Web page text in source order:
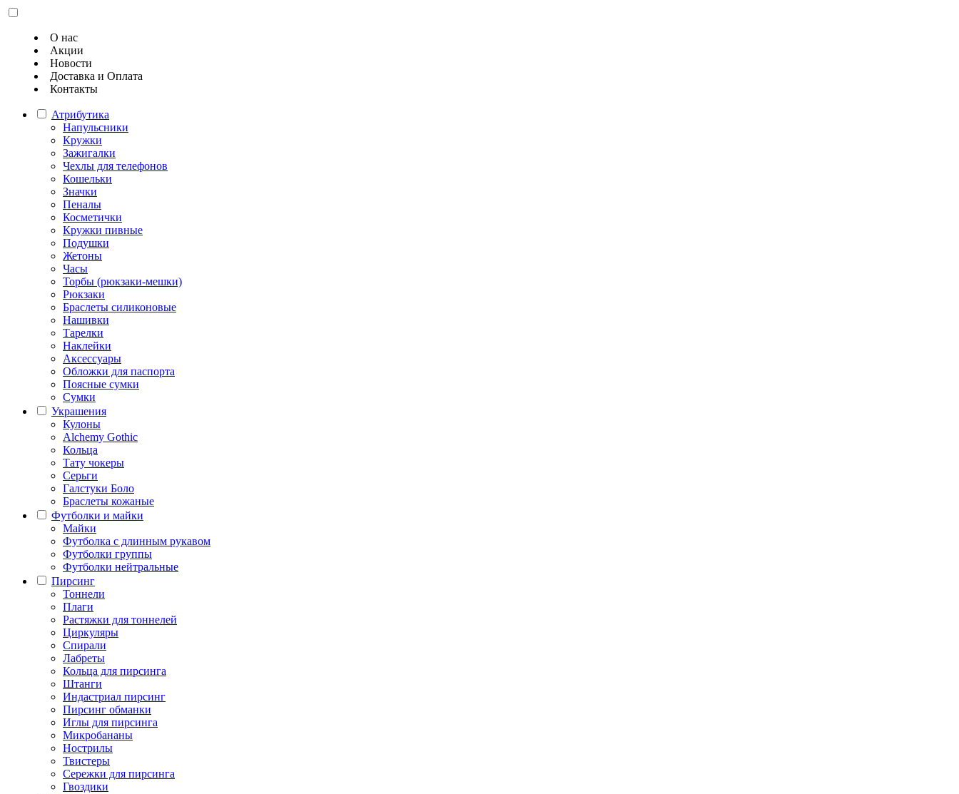
О нас
Акции
Новости
Доставка и Оплата
Контакты
Атрибутика
Напульсники
Кружки
Зажигалки
Чехлы для телефонов
Кошельки
Значки
Пеналы
Косметички
Кружки пивные
Подушки
Жетоны
Часы
Торбы (рюкзаки-мешки)
Рюкзаки
Браслеты силиконовые
Нашивки
Тарелки
Наклейки
Аксессуары
Обложки для паспорта
Поясные сумки
Сумки
Украшения
Кулоны
Alchemy Gothic
Кольца
Тату чокеры
Серьги
Галстуки Боло
Браслеты кожаные
Футболки и майки
Майки
Футболка с длинным рукавом
Футболки группы
Футболки нейтральные
Пирсинг
Тоннели
Плаги
Растяжки для тоннелей
Циркуляры
Спирали
Лабреты
Кольца для пирсинга
Штанги
Индастриал пирсинг
Пирсинг обманки
Иглы для пирсинга
Микробананы
Нострилы
Твистеры
Сережки для пирсинга
Гвоздики